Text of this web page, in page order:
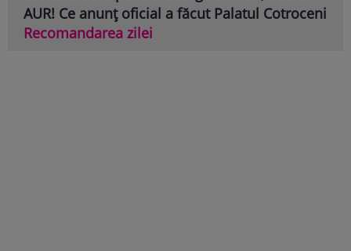
AUR! Ce anunț oficial a făcut Palatul Cotroceni
Recomandarea zilei